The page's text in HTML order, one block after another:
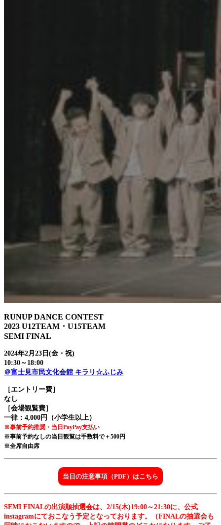
RUNUP DANCE CONTEST
2023 U12TEAM・U15TEAM
SEMI FINAL
2024年2 月23 日(金・祝)
10:30～18:00
＠富士見市民文化会館 キラリ☆ふじみ
［エントリー費］
なし
［会場観覧費］
一律：4,000円（小学生以上）
※事前予約推奨・当日PayPay支払い
※事前予約なしの当日観覧は手数料で＋500円
※全席自由席
当日の注意事項（PDF）はこちら
SEMI FINALの出演順抽選会は、2/15(木)19:00～21:30に、公式
instagramにておこなう予定となっております。（FINALの抽選会も